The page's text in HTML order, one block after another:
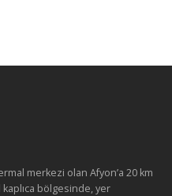
merkezi olan Afyon’a 20 km
bölgesinde, yer